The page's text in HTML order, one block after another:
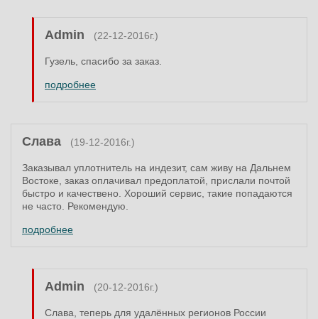
Admin (22-12-2016г.)
Гузель, спасибо за заказ.
подробнее
Слава (19-12-2016г.)
Заказывал уплотнитель на индезит, сам живу на Дальнем
Востоке, заказ оплачивал предоплатой, прислали почтой
быстро и качествено. Хороший сервис, такие попадаются
не часто. Рекомендую.
подробнее
Admin (20-12-2016г.)
Слава, теперь для удалённых регионов России